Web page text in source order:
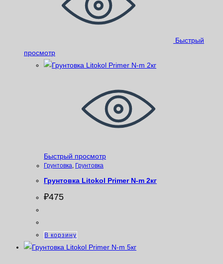
Быстрый
просмотр
Быстрый просмотр
Грунтовка, Грунтовка
Грунтовка Litokol Primer N-m 2кг
₽475
В корзину